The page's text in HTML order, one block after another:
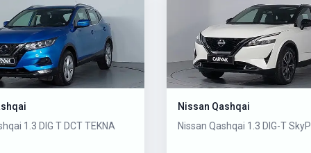
1.3 DIG T DCT TEKNA
Nissan Qashqai
Nissan Qashqai 1.3 DIG-T